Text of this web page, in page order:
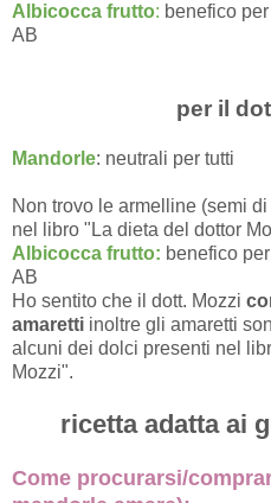
Albicocca frutto: benefico
AB
per il
Mandorle: neutrali per tutti
Non trovo le armelline (semi
nel libro "La dieta del dottor
Albicocca frutto: benefico
AB
Ho sentito che il dott. Mozzi
amaretti inoltre gli amaretti
alcuni dei dolci presenti nel
Mozzi".
ricetta adatta ai
Come procurarsi/